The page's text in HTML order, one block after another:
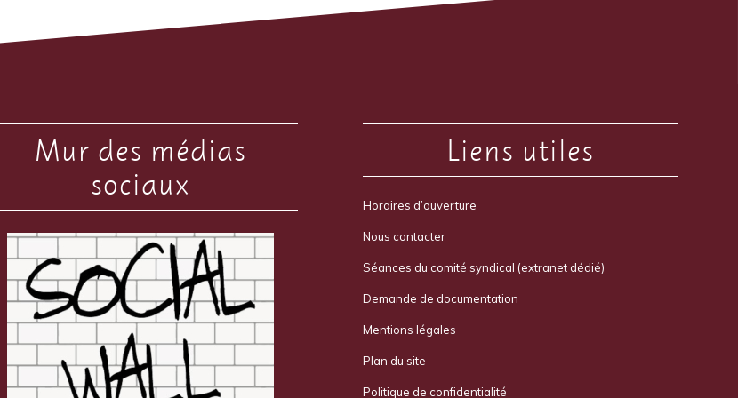
Mur des médias
sociaux
Liens utiles
Horaires d’ouverture
Nous contacter
Séances du comité syndical (extranet dédié)
Demande de documentation
Mentions légales
Plan du site
Politique de confidentialité